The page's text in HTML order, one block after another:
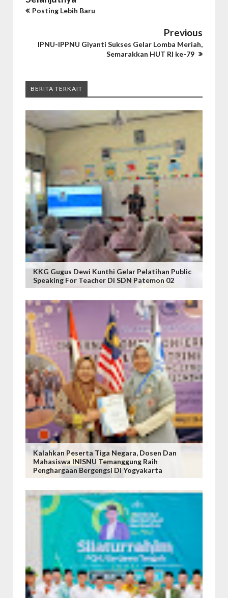
Posting Lebih Baru
Previous
IPNU-IPPNU Giyanti Sukses Gelar Lomba Meriah,
Semarakkan HUT RI ke-79
BERITA TERKAIT
KKG Gugus Dewi Kunthi Gelar Pelatihan Public
Speaking For Teacher Di SDN Patemon 02
Kalahkan Peserta Tiga Negara, Dosen Dan
Mahasiswa INISNU Temanggung Raih
Penghargaan Bergengsi Di Yogyakarta